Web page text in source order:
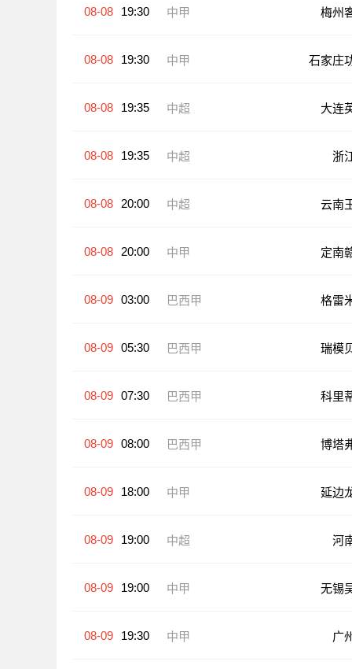
08-08 19:30 中甲 梅州
08-08 19:30 中甲 石家庄
08-08 19:35 中超 大连
08-08 19:35 中超 浙
08-08 20:00 中超 云南
08-08 20:00 中甲 定南
08-09 03:00 巴西甲 格雷
08-09 05:30 巴西甲 瑞模
08-09 07:30 巴西甲 科里
08-09 08:00 巴西甲 博塔
08-09 18:00 中甲 延边
08-09 19:00 中超 河
08-09 19:00 中甲 无锡
08-09 19:30 中甲 广